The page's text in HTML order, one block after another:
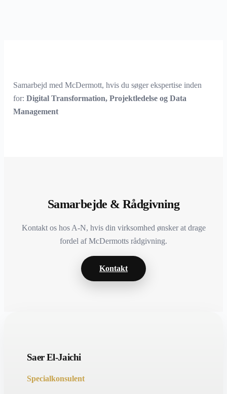
Samarbejd med McDermott, hvis du søger ekspertise inden
for: Digital Transformation, Projektledelse og Data
Management
Samarbejde & Rådgivning
Kontakt os hos A-N, hvis din virksomhed ønsker at drage
fordel af McDermotts rådgivning.
Kontakt
Saer El-Jaichi
Specialkonsulent